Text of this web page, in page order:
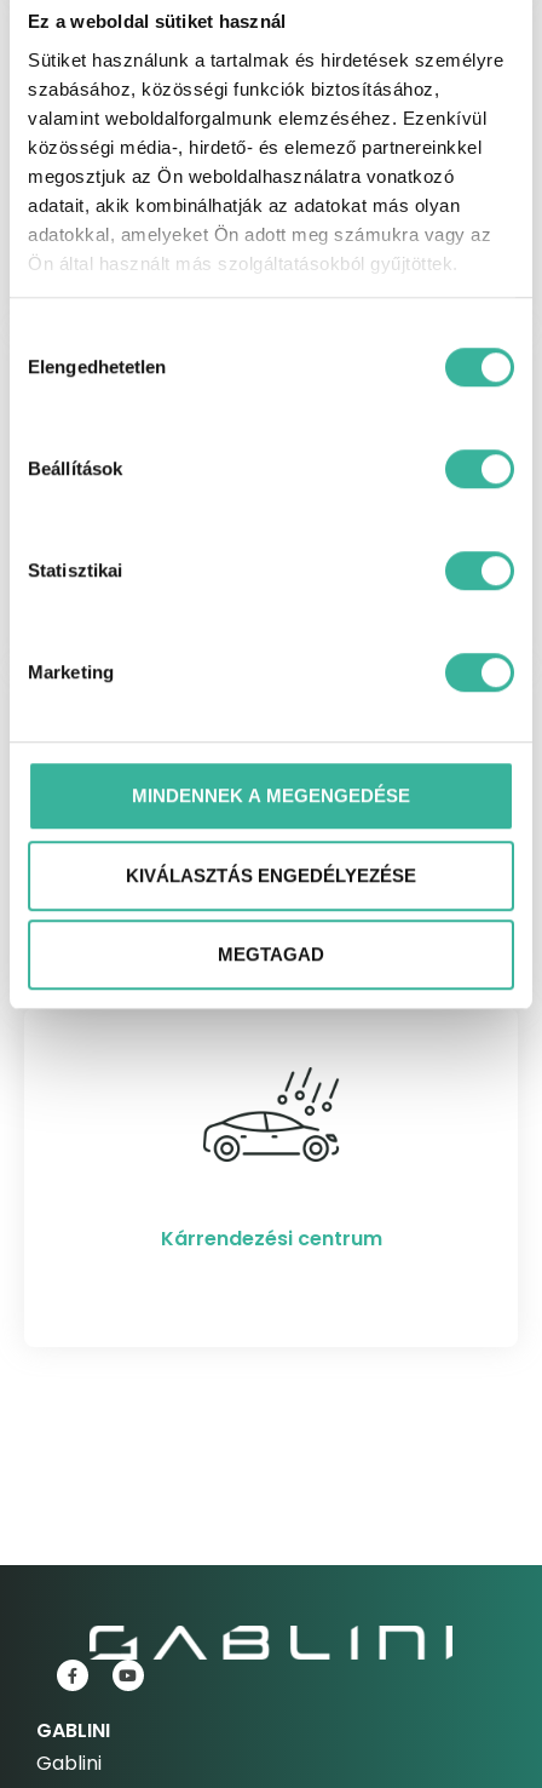
Ez a weboldal sütiket használ
Sütiket használunk a tartalmak és hirdetések személyre
szabásához, közösségi funkciók biztosításához,
valamint weboldalforgalmunk elemzéséhez. Ezenkívül
közösségi média-, hirdető- és elemező partnereinkkel
megosztjuk az Ön weboldalhasználatra vonatkozó
adatait, akik kombinálhatják az adatokat más olyan
adatokkal, amelyeket Ön adott meg számukra vagy az
Ön által használt más szolgáltatásokból gyűjtöttek.
kiválasztása
Elengedhetetlen
Beállítások
Statisztikai
Marketing
MINDENNEK A MEGENGEDÉSE
KIVÁLASZTÁS ENGEDÉLYEZÉSE
MEGTAGAD
Szerviz bejelentkezés
Kárrendezési centrum
GABLINI
Gablini